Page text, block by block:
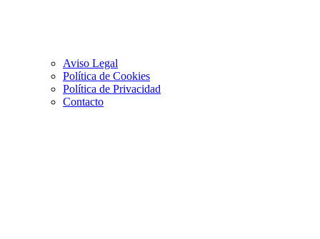
Aviso Legal
Política de Cookies
Política de Privacidad
Contacto